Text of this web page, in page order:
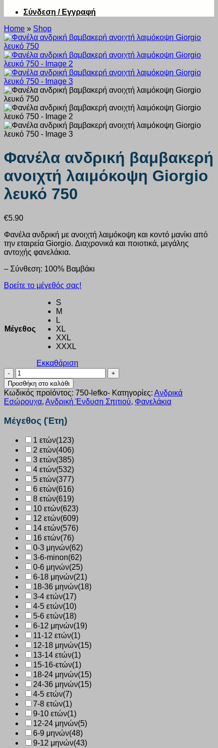
Σύνδεση / Εγγραφή
Home » Shop
Φανέλα ανδρική βαμβακερή
ανοιχτή λαιμόκοψη Giorgio
λευκό 750
€5.90
Φανέλα ανδρική με ανοιχτή λαιμόκοψη και κοντό μανίκι από
την εταιρεία Giorgio. Διαχρονικά και ποιοτικά, μεγάλης
αντοχής φανελάκια.
– Σύνθεση: 100% Βαμβάκι
Βρείτε το μέγεθός σας!
Μέγεθος
S
M
L
XL
XXL
XXXL
Εκκαθάριση
Φανέλα
ανδρική
βαμβακερή
ανοιχτή
λαιμόκοψη
Giorgio
λευκό
ποσότητα
Προσθήκη στο καλάθι
Κωδικός προϊόντος: 750-lefko- Κατηγορίες: Ανδρικά
Εσώρουχα, Ανδρική Ένδυση Σπιτιού, Φανελάκια
Μέγεθος (Έτη)
1 ετών(123)
2 ετών(406)
3 ετών(385)
4 ετών(532)
5 ετών(377)
6 ετών(616)
8 ετών(619)
10 ετών(623)
12 ετών(609)
14 ετών(576)
16 ετών(76)
0-3 μηνών(62)
3-6-minon(62)
0-6 μηνών(25)
6-18 μηνών(21)
18-36 μηνών(18)
3-4 ετών(17)
4-5 ετών(10)
5-6 ετών(18)
6-12 μηνών(19)
11-12 ετών(1)
12-18 μηνών(15)
13-14 ετών(1)
15-16-ετών(1)
18-24 μηνών(15)
24-36 μηνών(15)
4-5 ετών(7)
7-8 ετών(1)
9-10 ετών(1)
12-24 μηνών(5)
6-9 μηνών(48)
9-12 μηνών(43)